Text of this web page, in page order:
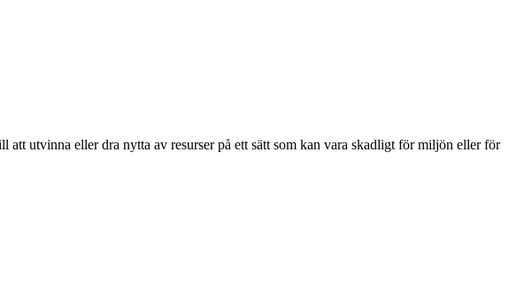
utvinna eller dra nytta av resurser på ett sätt som kan vara skadligt för miljön eller för